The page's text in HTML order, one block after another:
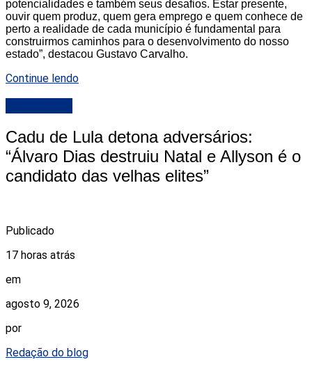
potencialidades e também seus desafios. Estar presente,
ouvir quem produz, quem gera emprego e quem conhece de
perto a realidade de cada município é fundamental para
construirmos caminhos para o desenvolvimento do nosso
estado”, destacou Gustavo Carvalho.
Continue lendo
Cadu de Lula detona adversários:
“Álvaro Dias destruiu Natal e Allyson é o
candidato das velhas elites”
Publicado
17 horas atrás
em
agosto 9, 2026
por
Redação do blog